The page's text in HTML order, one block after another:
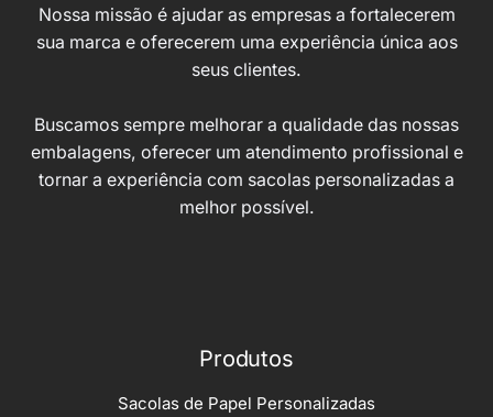
Nossa missão é ajudar as empresas a fortalecerem
sua marca e oferecerem uma experiência única aos
seus clientes.
Buscamos sempre melhorar a qualidade das nossas
embalagens, oferecer um atendimento profissional e
tornar a experiência com sacolas personalizadas a
melhor possível.
Produtos
Sacolas de Papel Personalizadas